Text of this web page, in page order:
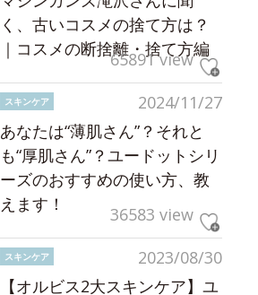
く、古いコスメの捨て方は？
｜コスメの断捨離・捨て方編
65891 view
2024/11/27
スキンケア
あなたは“薄肌さん”？それと
も“厚肌さん”？ユードットシリ
ーズのおすすめの使い方、教
えます！
36583 view
2023/08/30
スキンケア
【オルビス2大スキンケア】ユ